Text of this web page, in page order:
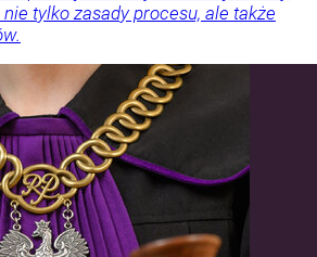
tylko zasady procesu, ale także